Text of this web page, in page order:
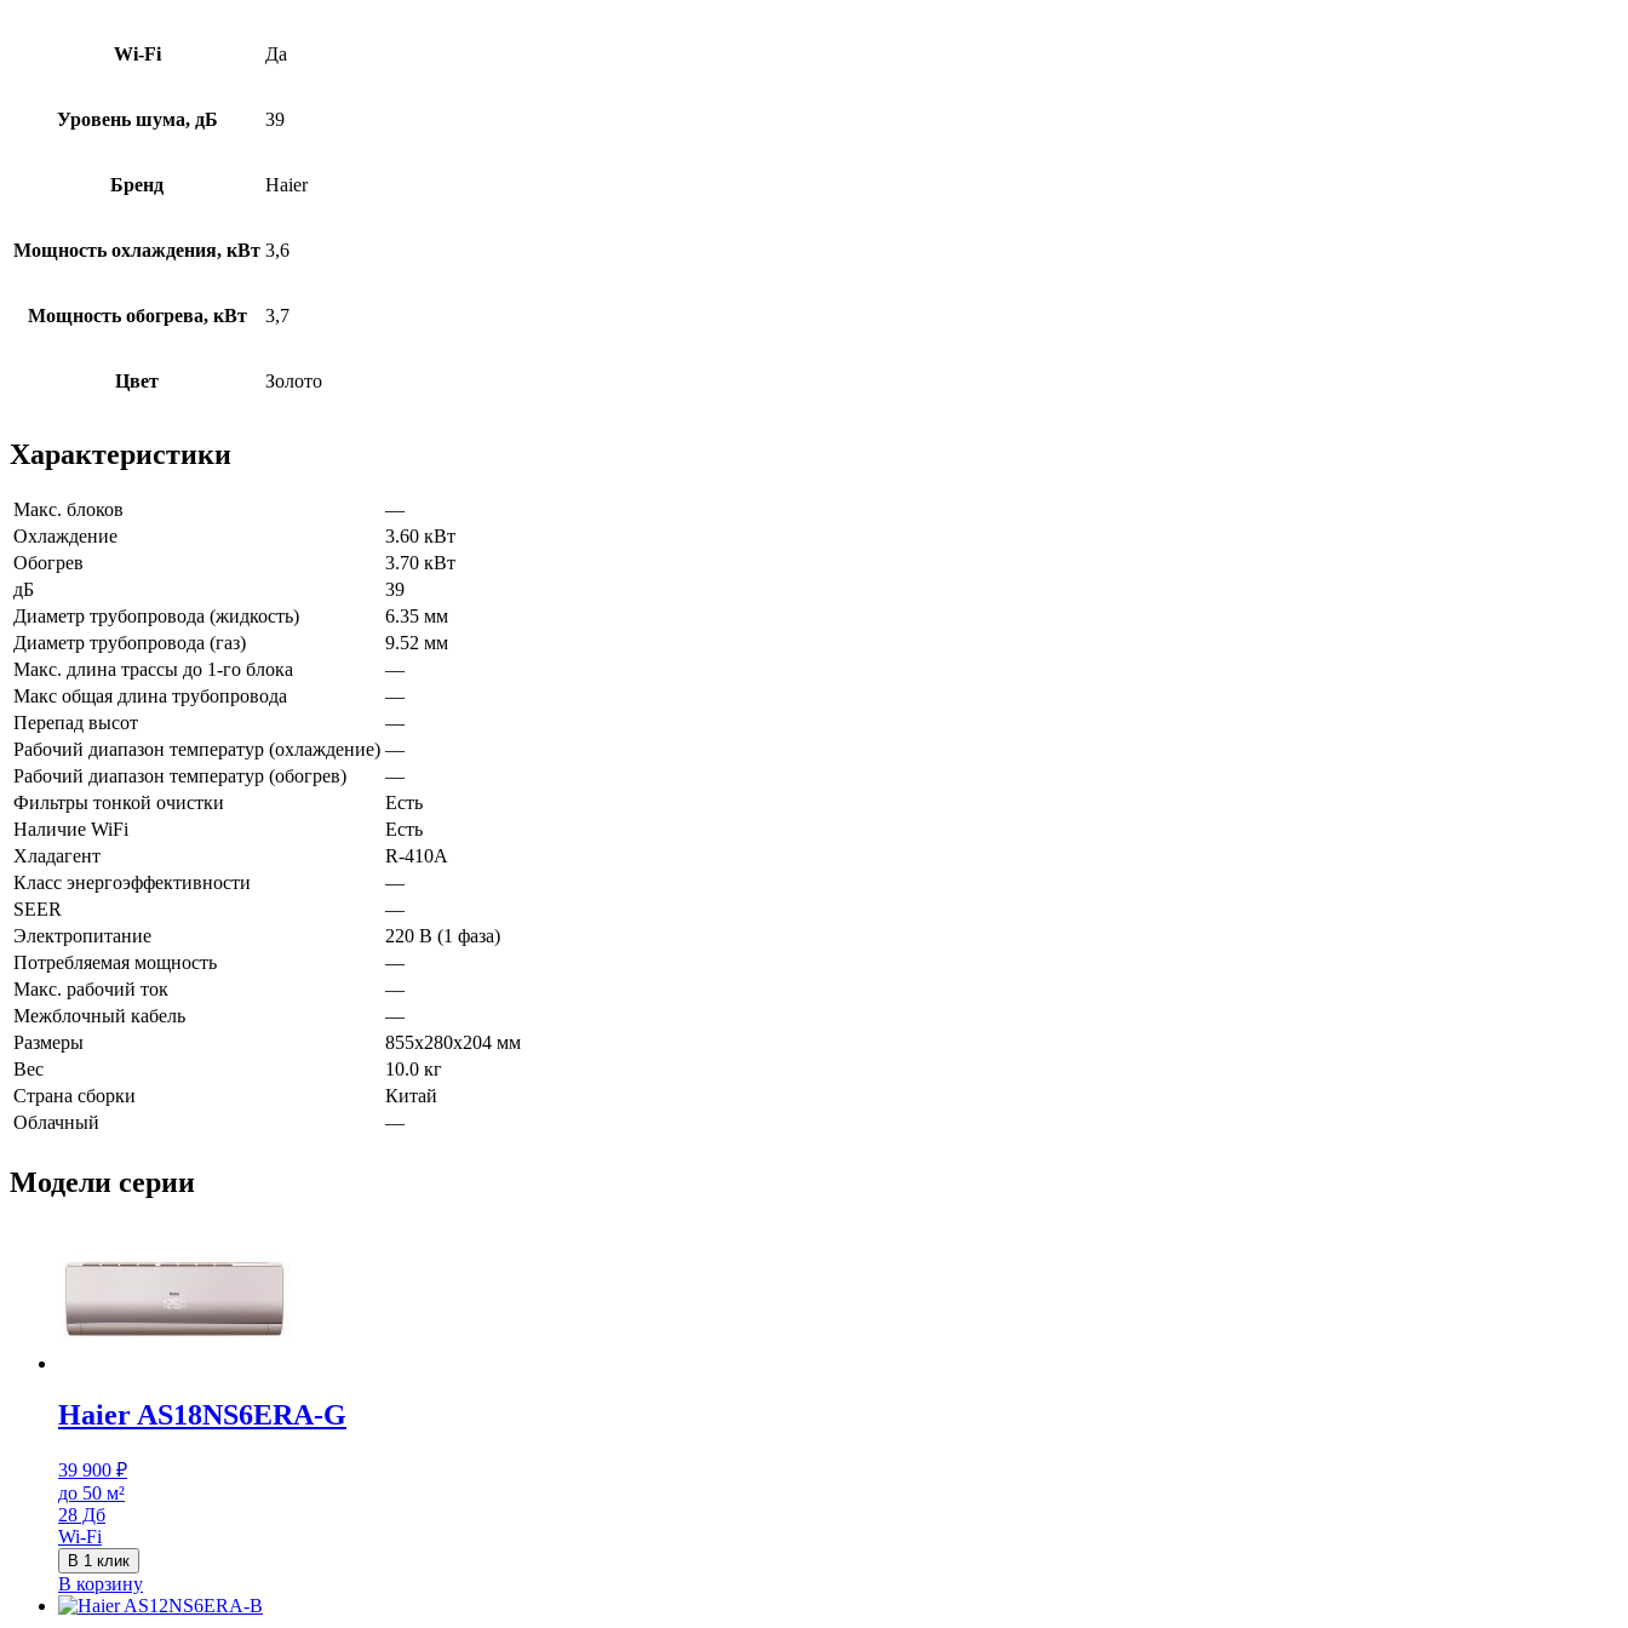
Wi-Fi Да
Уровень шума, дБ 39
Бренд Haier
Мощность охлаждения, кВт 3,6
Мощность обогрева, кВт 3,7
Цвет Золото
Характеристики
Макс. блоков
—
Охлаждение
3.60 кВт
Обогрев
3.70 кВт
дБ
39
Диаметр трубопровода (жидкость)
6.35 мм
Диаметр трубопровода (газ)
9.52 мм
Макс. длина трассы до 1-го блока
—
Макс общая длина трубопровода
—
Перепад высот
—
Рабочий диапазон температур (охлаждение) —
Рабочий диапазон температур (обогрев)
—
Фильтры тонкой очистки
Есть
Наличие WiFi
Есть
Хладагент
R-410A
Класс энергоэффективности
—
SEER
—
Электропитание
220 В (1 фаза)
Потребляемая мощность
—
Макс. рабочий ток
—
Межблочный кабель
—
Размеры
855х280х204 мм
Вес
10.0 кг
Страна сборки
Китай
Облачный
—
Модели серии
Haier AS18NS6ERA-G
39 900 ₽
до 50 м²
28 Дб
Wi-Fi
В 1 клик
В корзину